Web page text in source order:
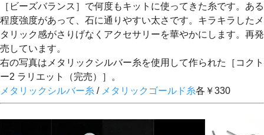
［ビーズバランス］で何度もキットに使ってきた糸です。ある
程度強度があって、石に通りやすい太さです。キラキラしたメ
タリック感がさりげなくアクセサリーを華やかにします。再発
売しています。
右の写真はメタリックシルバー糸を使用して作られた［コクト
ー2 ラリエット（完売）］。
メタリックシルバー糸 / メタリックゴールド糸各￥330